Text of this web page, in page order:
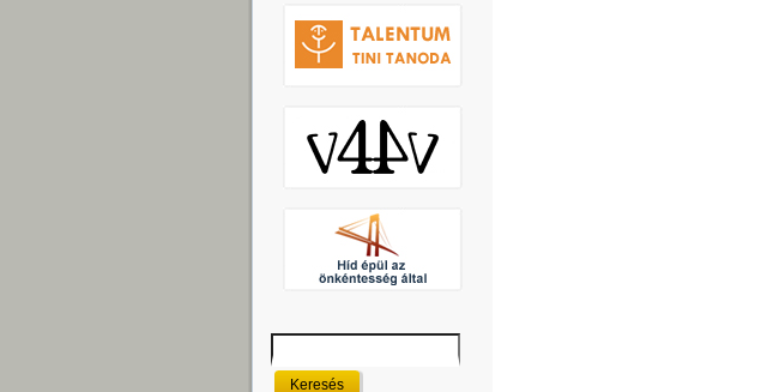
Keresés űrlap